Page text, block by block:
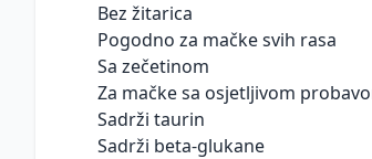
Bez žitarica
Pogodno za mačke svih rasa
Sa zečetinom
Za mačke sa osjetljivom
Sadrži taurin
Sadrži beta-glukane